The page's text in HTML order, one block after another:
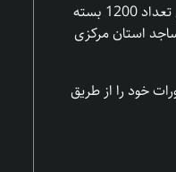
با مشارکت و عنایت خیرین گرامی تعداد 1200 بسته
استان مرکزی
خود را از طریق